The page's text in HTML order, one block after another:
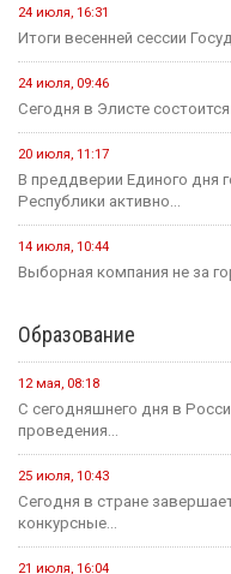
Прокуратура Калмыкии
мошенничестве с
31 июля Событие
Россияне стали меньше
В этом месяце
20 июля Событие
В Калмыкии задержали
федеральном розыске
Россиян будут оповещать
течение 15 минут
20 июля Событие
Началось зрительское
За сутки в Калмыкии